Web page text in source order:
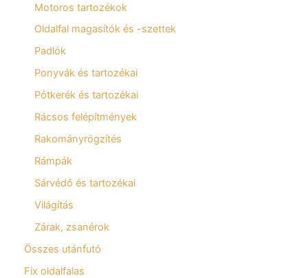
Motoros tartozékok
Oldalfal magasítók és -szettek
Padlók
Ponyvák és tartozékai
Pótkerék és tartozékai
Rácsos felépítmények
Rakományrögzítés
Rámpák
Sárvédő és tartozékai
Világítás
Zárak, zsanérok
Összes utánfutó
Fix oldalfalas